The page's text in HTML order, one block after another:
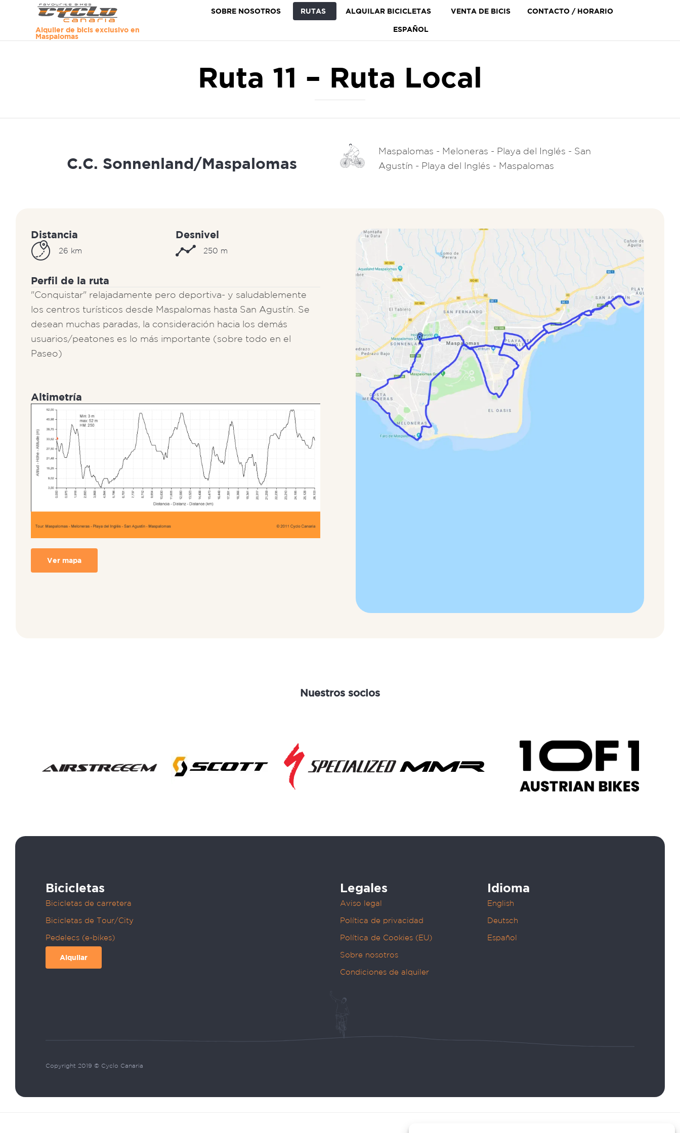
Alquiler de bicis exclusivo en
Maspalomas
SOBRE NOSOTROS RUTAS ALQUILAR BICICLETAS VENTA DE BICIS CONTACTO / HORARIO
ESPAÑOL
Ruta 11 – Ruta Local
C.C. Sonnenland/Maspalomas
Maspalomas - Meloneras - Playa del Inglés - San
Agustín - Playa del Inglés - Maspalomas
Distancia
26 km
Desnivel
250 m
Perfil de la ruta
"Conquistar" relajadamente pero deportiva- y saludablemente
los centros turísticos desde Maspalomas hasta San Agustín. Se
desean muchas paradas, la consideración hacia los demás
usuarios/peatones es lo más importante (sobre todo en el
Paseo)
Altimetría
Ver mapa
Nuestros socios
Bicicletas
Bicicletas de carretera
Bicicletas de Tour/City
Pedelecs (e-bikes)
Alquilar
Legales
Aviso legal
Política de privacidad
Política de Cookies (EU)
Sobre nosotros
Condiciones de alquiler
Idioma
English
Deutsch
Español
Copyright 2019 © Cyclo Canaria